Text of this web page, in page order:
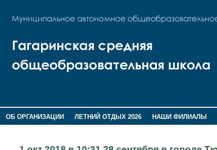
ОБ ОРГАНИЗАЦИИ ЛЕТНИЙ ОТДЫХ 2026
НАШИ ФИЛИАЛЫ